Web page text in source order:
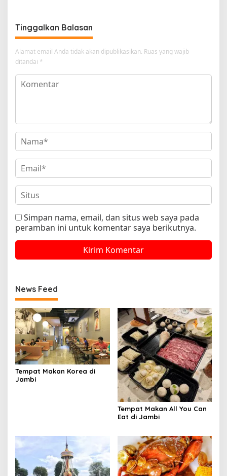
Tinggalkan Balasan
Alamat email Anda tidak akan dipublikasikan. Ruas yang wajib
ditandai *
Simpan nama, email, dan situs web saya pada
peramban ini untuk komentar saya berikutnya.
News Feed
Tempat Makan Korea di
Jambi
Tempat Makan All You Can
Eat di Jambi